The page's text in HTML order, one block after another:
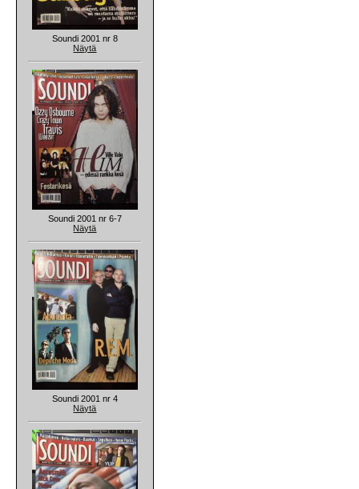
Soundi 2001 nr 8
Näytä
Soundi 2001 nr 6-7
Näytä
Soundi 2001 nr 4
Näytä